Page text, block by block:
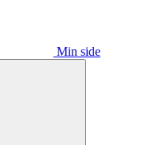
Min side